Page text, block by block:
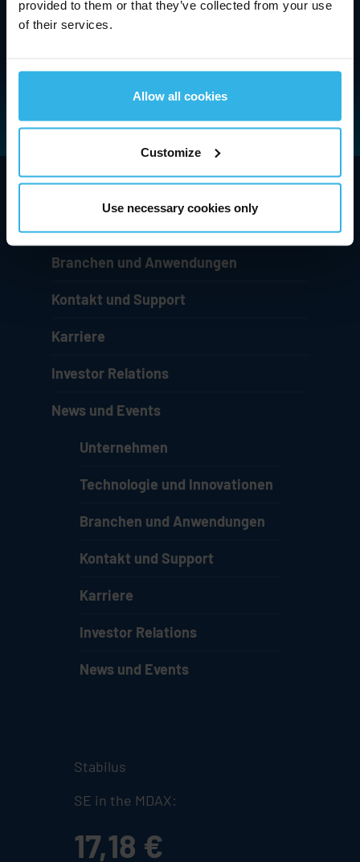
provided to them or that they’ve collected from your use
of their services.
Allow all cookies
Customize
Use necessary cookies only
Unternehmen
Branchen und Anwendungen
Kontakt und Support
Karriere
Investor Relations
News und Events
Unternehmen
Technologie und Innovationen
Branchen und Anwendungen
Kontakt und Support
Karriere
Investor Relations
News und Events
Stabilus
SE in the MDAX:
17,18 €